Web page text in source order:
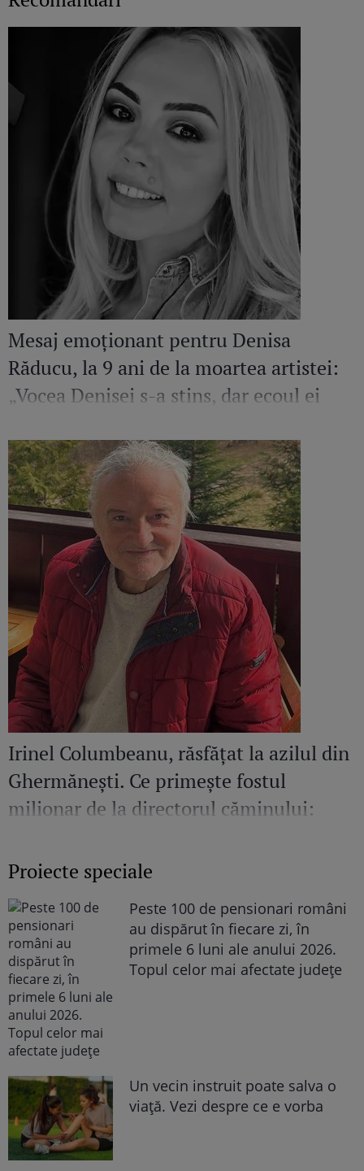
Mesaj emoționant pentru Denisa
Răducu, la 9 ani de la moartea artistei:
„Vocea Denisei s-a stins, dar ecoul ei
Irinel Columbeanu, răsfățat la azilul din
Ghermănești. Ce primește fostul
milionar de la directorul căminului:
Proiecte speciale
Peste 100 de pensionari români
au dispărut în fiecare zi, în
primele 6 luni ale anului 2026.
Topul celor mai afectate județe
Un vecin instruit poate salva o
viață. Vezi despre ce e vorba